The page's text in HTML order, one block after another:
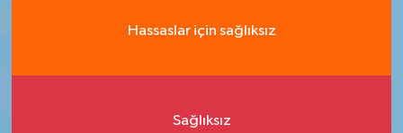
Hassaslar için sağlıksız
Sağlıksız